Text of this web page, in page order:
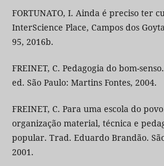
FORTUNATO, I. Ainda é preciso ter
InterScience Place, Campos dos
95, 2016b.
FREINET, C. Pedagogia do bom-
ed. São Paulo: Martins Fontes, 2004.
FREINET, C. Para uma escola do
organização material, técnica e
popular. Trad. Eduardo Brandão.
2001.